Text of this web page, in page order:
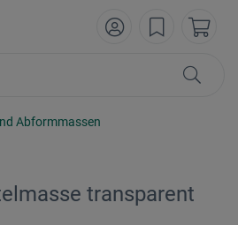
Abformmassen
transparent